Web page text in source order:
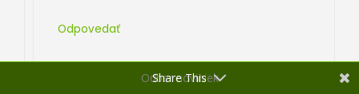
Odpovedať
Share This
Odber noviniek